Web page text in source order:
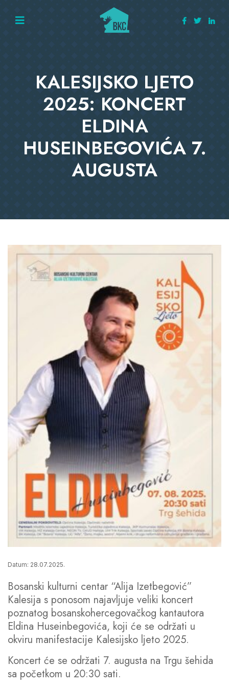
KALESIJSKO LJETO
2025: KONCERT
ELDINA
HUSEINBEGOVIĆA 7.
AUGUSTA
Datum: 28.07.2025.
Bosanski kulturni centar “Alija Izetbegović”
Kalesija s ponosom najavljuje veliki koncert
poznatog bosanskohercegovačkog kantautora
Eldina Huseinbegovića, koji će se održati u
okviru manifestacije Kalesijsko ljeto 2025.
Koncert će se održati 7. augusta na Trgu šehida
sa početkom u 20:30 sati.